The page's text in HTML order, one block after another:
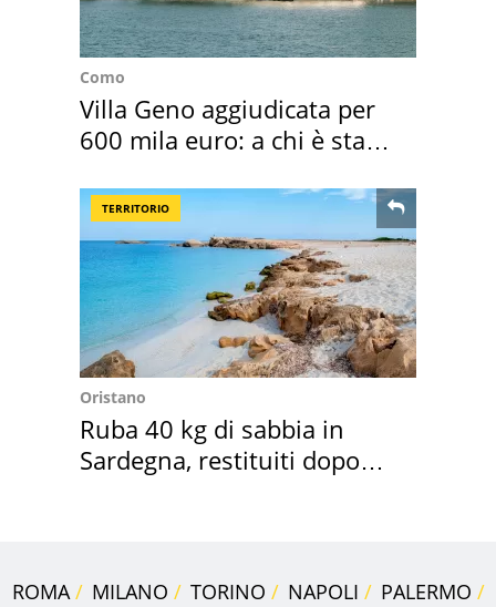
Como
Villa Geno aggiudicata per
600 mila euro: a chi è stata
TERRITORIO
Oristano
Ruba 40 kg di sabbia in
Sardegna, restituiti dopo
ROMA MILANO TORINO NAPOLI
PALERMO